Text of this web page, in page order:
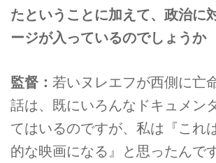
たということに加えて、政治に
ージが入っているのでしょうか
監督： 若いヌレエフが西側に亡
話は、既にいろんなドキュメン
てはいるのですが、私は『これ
的な映画になる』と思ったんで